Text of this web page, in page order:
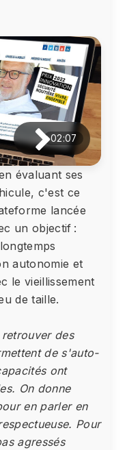
02:07
évaluant ses
c'est ce
lancée
un objectif :
autonomie et
le vieillissement
de taille.
des
de s'auto-
ont
On donne
en parler en
Pour
agressés